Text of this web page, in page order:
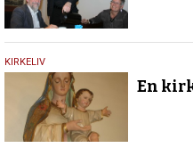
1.
februar
2017
KIRKELIV
En